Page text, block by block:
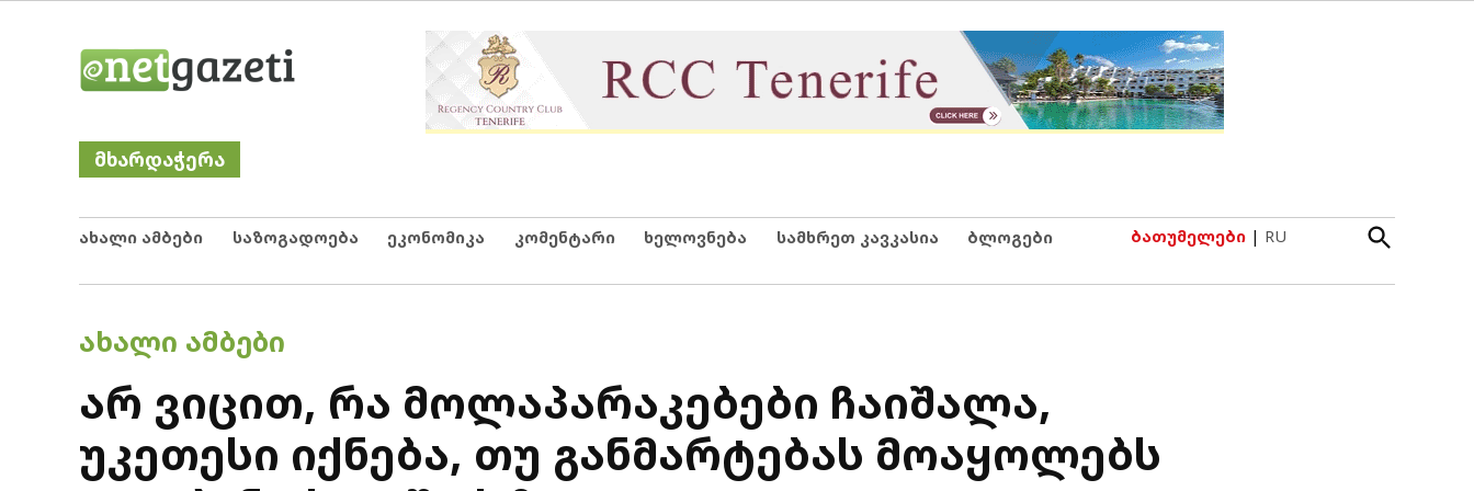
Netgazeti
მხარდაჭერა
ახალი ამბები საზოგადოება ეკონომიკა კომენტარი ხელოვნება სამხრეთ კავკასია ბლოგები ბათუმელები | RU
Open
Search
POSTED
ᲐᲮᲐᲚᲘ ᲐᲛᲑᲔᲑᲘ
არ ვიცით, რა მოლაპარაკებები ჩაიშალა,
უკეთესი იქნება, თუ განმარტებას მოაყოლებს